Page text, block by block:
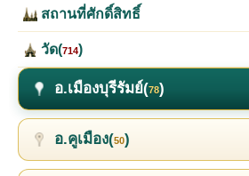
สถานที่ศักดิ์สิทธิ์
วัด(714)
อ.เมืองบุรีรัมย์(78)
อ.คูเมือง(50)